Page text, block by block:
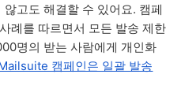
고도 해결할 수 있어요. 캠페
례를 따르면서 모든 발송 제한
명의 받는 사람에게 개인화
캠페인은 일괄 발송